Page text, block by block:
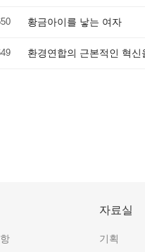
황금아이를 낳는 여자
환경연합의 근본적인 혁
자료실
기획